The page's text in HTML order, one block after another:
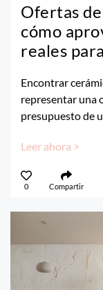
Ofertas
cómo
reales
Encontrar
representar una
presupuesto de
Leer ahora >
0 Compartir